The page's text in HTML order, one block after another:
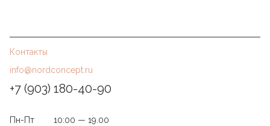
Контакты
info@nordconcept.ru
+7 (903) 180-40-90
Пн-Пт
10:00 — 19.00